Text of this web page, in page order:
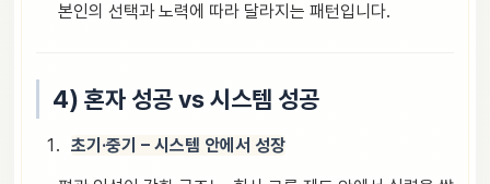
본인의 선택과 노력에 따라 달라지는 패턴입니다.
4) 혼자 성공 vs 시스템 성공
초기·중기 – 시스템 안에서 성장